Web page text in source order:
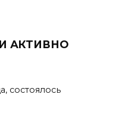
АКТИВНО
состоялось